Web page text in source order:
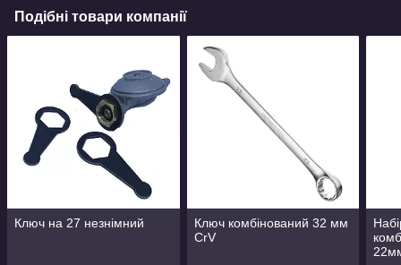
Подібні товари компанії
Ключ на 27 незнімний
Ключ комбінований 32 мм
CrV